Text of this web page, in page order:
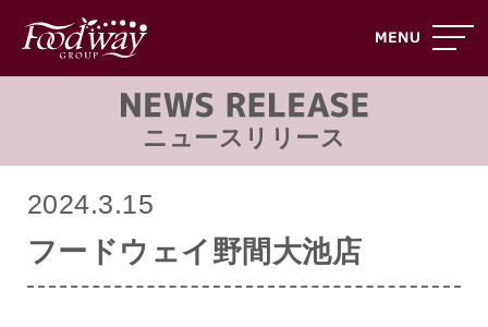
ニュースリリース
2024.3.15
フードウェイ野間大池店